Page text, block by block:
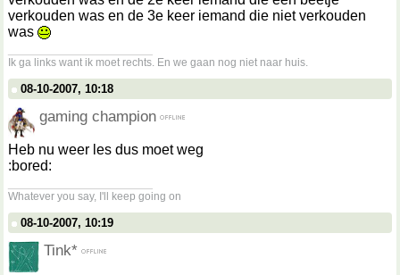
verkouden was en de 3e keer iemand die niet verkouden
was
Ik ga links want ik moet rechts. En we gaan nog niet naar huis.
08-10-2007, 10:18
gaming champion
Heb nu weer les dus moet weg
:bored:
Whatever you say, I'll keep going on
08-10-2007, 10:19
Tink*